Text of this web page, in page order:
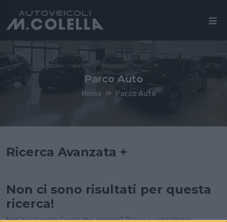
Parco Auto
Home Parco Auto
Ricerca Avanzata +
Non ci sono risultati per questa
ricerca!
Non hai trovato l'auto che cercavi? Prova a contattarci,